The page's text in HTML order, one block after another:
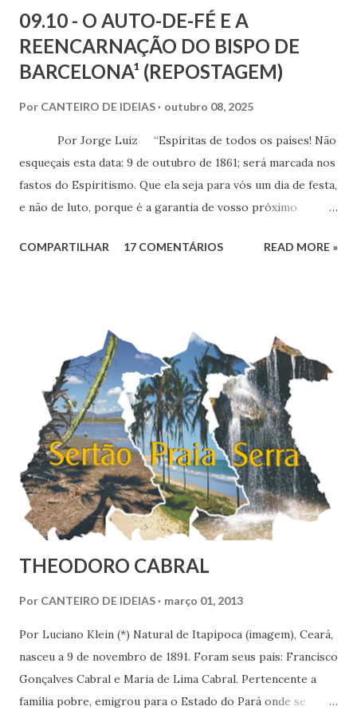
09.10 - O AUTO-DE-FÉ E A
REENCARNAÇÃO DO BISPO DE
BARCELONA¹ (REPOSTAGEM)
Por CANTEIRO DE IDEIAS outubro 08, 2025
Por Jorge Luiz “Espíritas de todos os países! Não
esqueçais esta data: 9 de outubro de 1861; será marcada nos
fastos do Espiritismo. Que ela seja para vós um dia de festa,
e não de luto, porque é a garantia de vosso próximo
quatro anos passados do Auto-de-Fé de Barcelona, um dos
ao livreiro Maurice Lachâtre - por ordem do bispo de
Barcelona, D. Antonio Parlau y Termens, que assim
sentenciou: “A Igreja católica é universal, e os livros, sendo
contrários à fé católica, o governo não pode consentir que
eles vão perverter a moral e a religião de outr...
COMPARTILHAR 17 COMENTÁRIOS READ MORE »
THEODORO CABRAL
Por CANTEIRO DE IDEIAS março 01, 2013
Por Luciano Klein (*) Natural de Itapipoca (imagem), Ceará,
nasceu a 9 de novembro de 1891. Foram seus pais: Francisco
Gonçalves Cabral e Maria de Lima Cabral. Pertencente a
família pobre, emigrou para o Estado do Pará onde se